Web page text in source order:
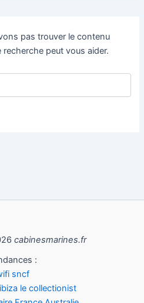
pas trouver le contenu
recherche peut vous aider.
cabinesmarines.fr
:
sncf
le collectionist